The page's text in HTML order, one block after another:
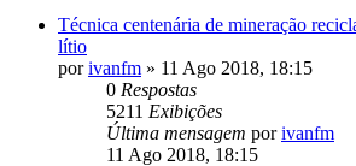
Técnica centenária de mineração
lítio
porivanfm » 11 Ago 2018, 18:15
0 Respostas
5211 Exibições
Última mensagem porivanfm
11 Ago 2018, 18:15